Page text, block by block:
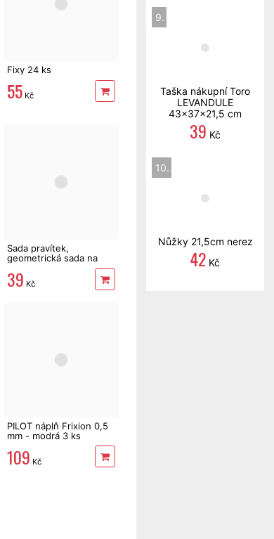
Fixy 24 ks
55 Kč
Sada pravítek,
geometrická sada na
39 Kč
PILOT náplň Frixion 0,5
mm - modrá 3 ks
109 Kč
9.
Taška nákupní Toro
LEVANDULE
43x37x21,5 cm
39 Kč
10.
Nůžky 21,5cm nerez
42 Kč